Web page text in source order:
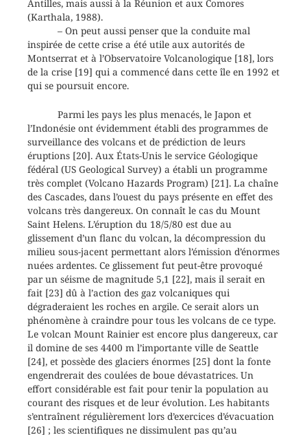
Antilles, mais aussi à la Réunion et aux Comores
(Karthala, 1988).
– On peut aussi penser que la conduite mal
inspirée de cette crise a été utile aux autorités de
Montserrat et à l’Observatoire Volcanologique [18], lors
de la crise [19] qui a commencé dans cette île en 1992 et
qui se poursuit encore.
Parmi les pays les plus menacés, le Japon et
l’Indonésie ont évidemment établi des programmes de
surveillance des volcans et de prédiction de leurs
éruptions [20]. Aux États-Unis le service Géologique
fédéral (US Geological Survey) a établi un programme
très complet (Volcano Hazards Program) [21]. La chaîne
des Cascades, dans l’ouest du pays présente en effet des
volcans très dangereux. On connaît le cas du Mount
Saint Helens. L’éruption du 18/5/80 est due au
glissement d’un flanc du volcan, la décompression du
milieu sous-jacent permettant alors l’émission d’énormes
nuées ardentes. Ce glissement fut peut-être provoqué
par un séisme de magnitude 5,1 [22], mais il serait en
fait [23] dû à l’action des gaz volcaniques qui
dégraderaient les roches en argile. Ce serait alors un
phénomène à craindre pour tous les volcans de ce type.
Le volcan Mount Rainier est encore plus dangereux, car
il domine de ses 4400 m l’importante ville de Seattle
[24], et possède des glaciers énormes [25] dont la fonte
engendrerait des coulées de boue dévastatrices. Un
effort considérable est fait pour tenir la population au
courant des risques et de leur évolution. Les habitants
s’entraînent régulièrement lors d’exercices d’évacuation
[26] ; les scientifiques ne dissimulent pas qu’au